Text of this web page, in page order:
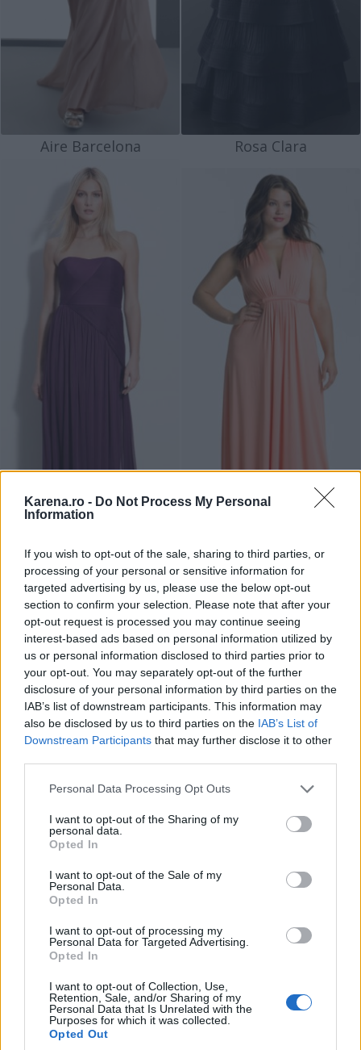
Karena.ro - Do Not Process My Personal
Information
If you wish to opt-out of the sale, sharing to third parties, or
processing of your personal or sensitive information for
targeted advertising by us, please use the below opt-out
section to confirm your selection. Please note that after your
opt-out request is processed you may continue seeing
interest-based ads based on personal information utilized by
us or personal information disclosed to third parties prior to
your opt-out. You may separately opt-out of the further
disclosure of your personal information by third parties on the
IAB’s list of downstream participants. This information may
also be disclosed by us to third parties on the IAB’s List of
Downstream Participants that may further disclose it to other
Please note that this website/app uses one or more Google
not limited to your visit or usage behaviour. You may click to
grant or deny consent to Google and its third-party tags to
use your data for below specified purposes in below Google
consent section.
Personal Data Processing Opt Outs
I want to opt-out of the Sharing of my
personal data.
Opted In
I want to opt-out of the Sale of my
Personal Data.
Opted In
I want to opt-out of processing my
Personal Data for Targeted Advertising.
Opted In
I want to opt-out of Collection, Use,
Retention, Sale, and/or Sharing of my
Personal Data that Is Unrelated with the
Purposes for which it was collected.
Opted Out
Aire Barcelona Rosa Clara
Monique Lhuillier Rachel Pally
Pronovias